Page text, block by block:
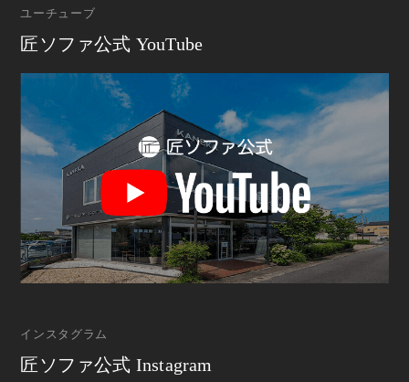
ユーチューブ
匠ソファ公式 YouTube
インスタグラム
匠ソファ公式 Instagram